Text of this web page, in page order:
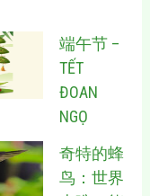
端午节 –
TẾT
ĐOAN
NGỌ
奇特的蜂
鸟：世界